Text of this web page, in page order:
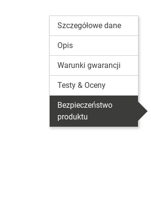
Szczegółowe dane
Opis
Warunki gwarancji
Testy & Oceny
Bezpieczeństwo
produktu